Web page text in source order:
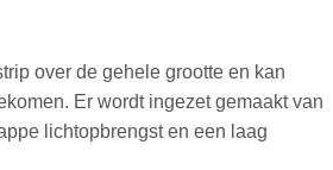
over de gehele grootte en kan
Er wordt ingezet gemaakt van
lichtopbrengst en een laag